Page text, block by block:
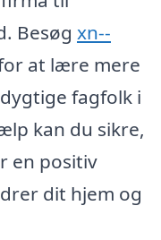
Besøg xn--
at lære mere
fagfolk i
kan du sikre,
en positiv
dit hjem og